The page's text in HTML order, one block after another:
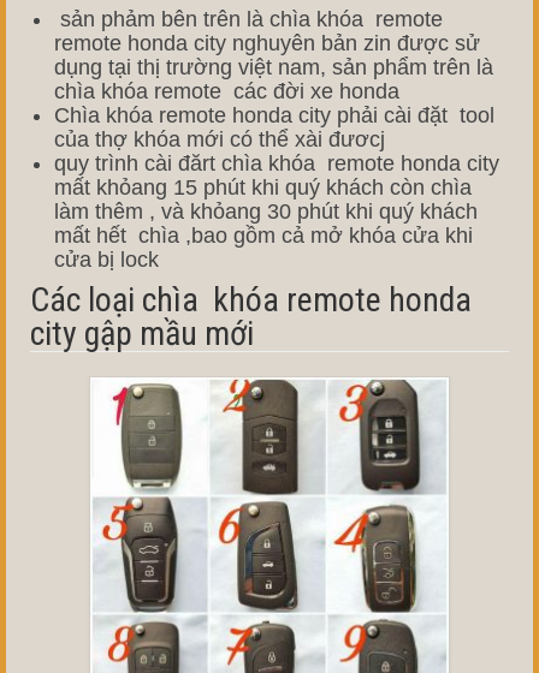
sản phảm bên trên là chìa khóa remote
remote honda city nghuyên bản zin được sử
dụng tại thị trường việt nam, sản phẩm trên là
chìa khóa remote các đời xe honda
Chìa khóa remote honda city phải cài đặt tool
của thợ khóa mới có thể xài đươcj
quy trình cài đărt chìa khóa remote honda city
mất khỏang 15 phút khi quý khách còn chìa
làm thêm , và khỏang 30 phút khi quý khách
mất hết chìa ,bao gồm cả mở khóa cửa khi
cửa bị lock
Các loại chìa khóa remote honda
city gập mầu mới